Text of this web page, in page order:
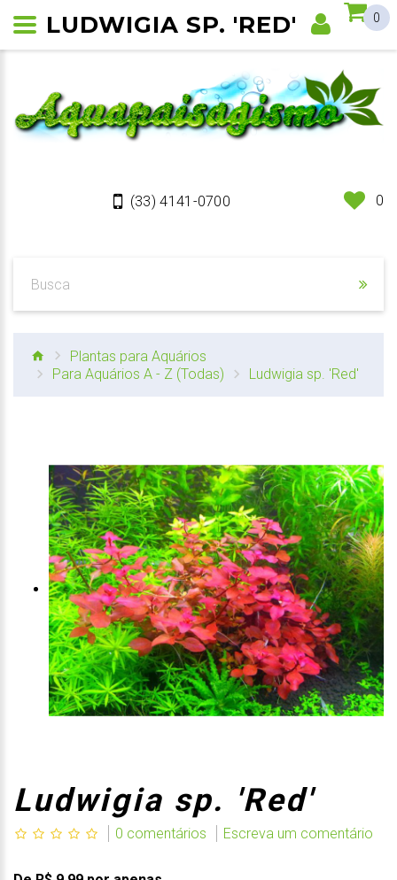
(33) 4141-0700 0
0
Plantas para Aquários
Para Aquários A - Z (Todas)
Ludwigia sp. 'Red'
Ludwigia sp. 'Red'
0 comentários Escreva um comentário
LUDWIGIA SP. 'RED'